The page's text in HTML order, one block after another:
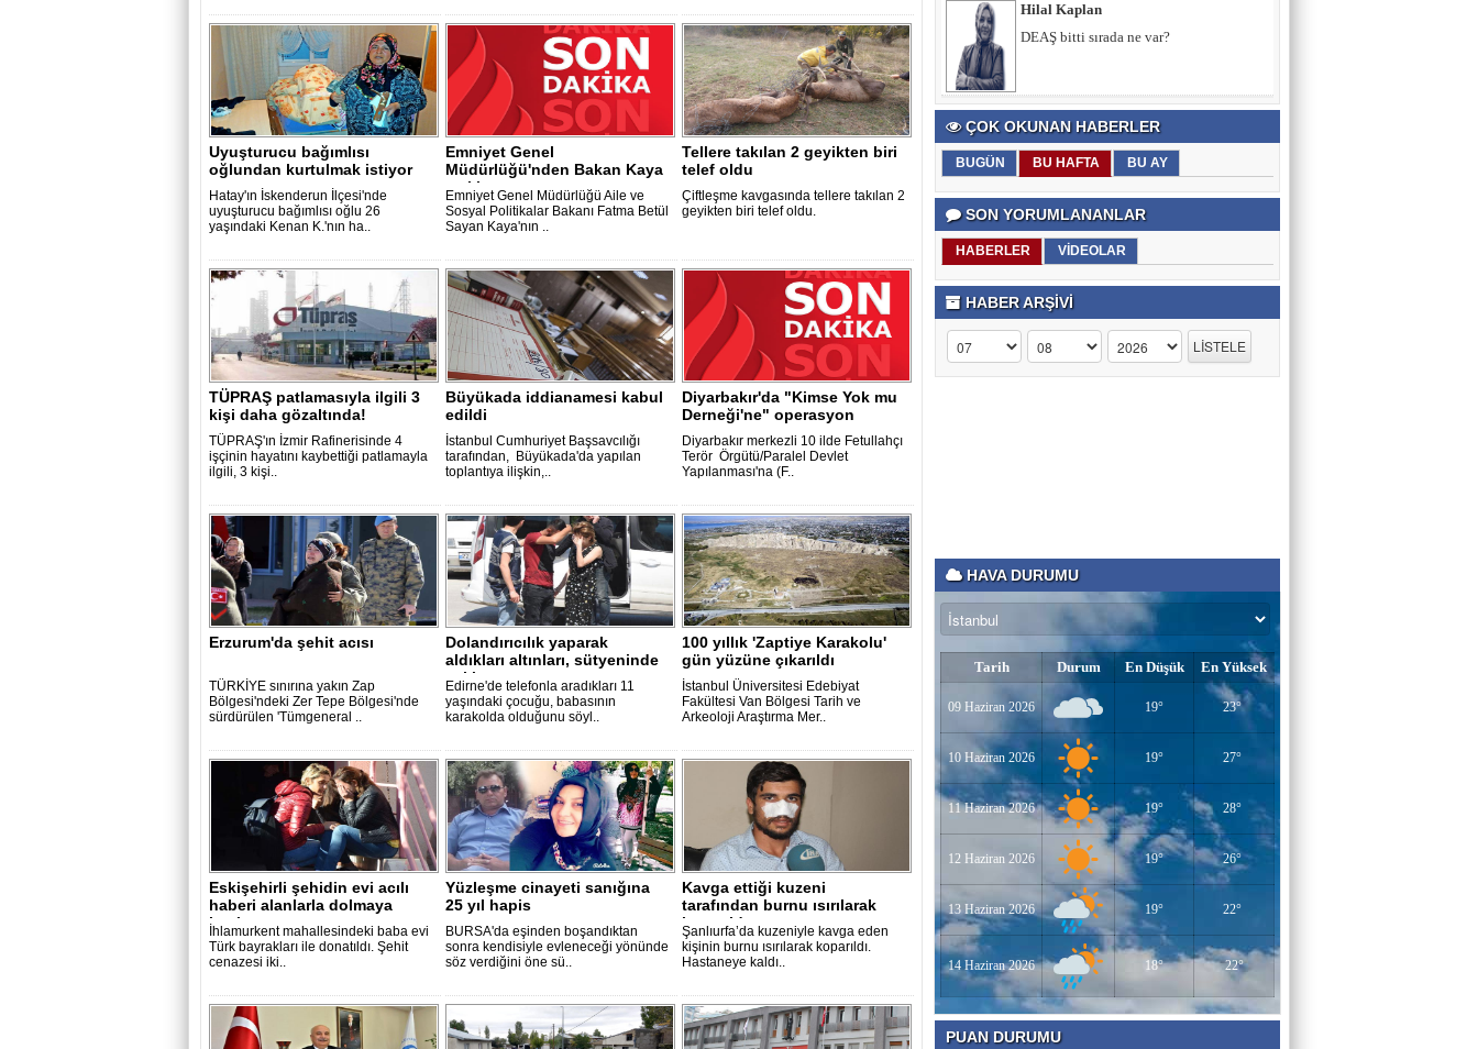
Hilal Kaplan
DEAŞ bitti sırada ne var?
ÇOK OKUNAN HABERLER
BUGÜN BU HAFTA BU AY
SON YORUMLANANLAR
HABERLER VİDEOLAR
HABER ARŞİVİ
HAVA DURUMU
Tarih Durum En Düşük En Yüksek
09 Haziran 2026 19° 23°
10 Haziran 2026 19° 27°
11 Haziran 2026 19° 28°
12 Haziran 2026 19° 26°
13 Haziran 2026 19° 22°
14 Haziran 2026 18° 22°
PUAN DURUMU
Uyuşturucu bağımlısı
oğlundan kurtulmak istiyor
Hatay'ın İskenderun İlçesi'nde
uyuşturucu bağımlısı oğlu 26
yaşındaki Kenan K.'nın ha..
Emniyet Genel
Müdürlüğü'nden Bakan Kaya
açıklaması
Emniyet Genel Müdürlüğü Aile ve
Sosyal Politikalar Bakanı Fatma Betül
Sayan Kaya'nın ..
Tellere takılan 2 geyikten biri
telef oldu
Çiftleşme kavgasında tellere takılan 2
geyikten biri telef oldu.
TÜPRAŞ patlamasıyla ilgili 3
kişi daha gözaltında!
TÜPRAŞ'ın İzmir Rafinerisinde 4
işçinin hayatını kaybettiği patlamayla
ilgili, 3 kişi..
Büyükada iddianamesi kabul
edildi
İstanbul Cumhuriyet Başsavcılığı
tarafından, Büyükada'da yapılan
toplantıya ilişkin,..
Diyarbakır'da "Kimse Yok mu
Derneği'ne" operasyon
Diyarbakır merkezli 10 ilde Fetullahçı
Terör Örgütü/Paralel Devlet
Yapılanması'na (F..
Erzurum'da şehit acısı
TÜRKİYE sınırına yakın Zap
Bölgesi'ndeki Zer Tepe Bölgesi'nde
sürdürülen 'Tümgeneral ..
Dolandırıcılık yaparak
aldıkları altınları, sütyeninde
sakla..
Edirne'de telefonla aradıkları 11
yaşındaki çocuğu, babasının
karakolda olduğunu söyl..
100 yıllık 'Zaptiye Karakolu'
gün yüzüne çıkarıldı
İstanbul Üniversitesi Edebiyat
Fakültesi Van Bölgesi Tarih ve
Arkeoloji Araştırma Mer..
Eskişehirli şehidin evi acılı
haberi alanlarla dolmaya
başla..
İhlamurkent mahallesindeki baba evi
Türk bayrakları ile donatıldı. Şehit
cenazesi iki..
Yüzleşme cinayeti sanığına
25 yıl hapis
BURSA'da eşinden boşandıktan
sonra kendisiyle evleneceği yönünde
söz verdiğini öne sü..
Kavga ettiği kuzeni
tarafından burnu ısırılarak
koparıldı..
Şanlıurfa’da kuzeniyle kavga eden
kişinin burnu ısırılarak koparıldı.
Hastaneye kaldı..